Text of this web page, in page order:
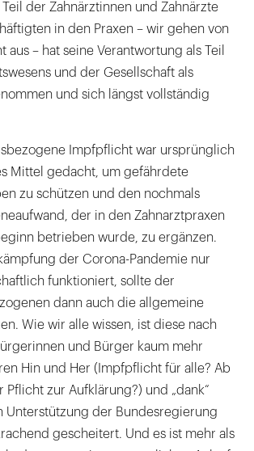
der Zahnärztinnen und Zahnärzte
in den Praxen – wir gehen von
aus – hat seine Verantwortung als Teil
und der Gesellschaft als
und sich längst vollständig
Impfpflicht war ursprünglich
Mittel gedacht, um gefährdete
zu schützen und den nochmals
der in den Zahnarztpraxen
betrieben wurde, zu ergänzen.
der Corona-Pandemie nur
funktioniert, sollte der
dann auch die allgemeine
Wie wir alle wissen, ist diese nach
und Bürger kaum mehr
Hin und Her (Impfpflicht für alle? Ab
Pflicht zur Aufklärung?) und „dank“
Unterstützung der Bundesregierung
gescheitert. Und es ist mehr als